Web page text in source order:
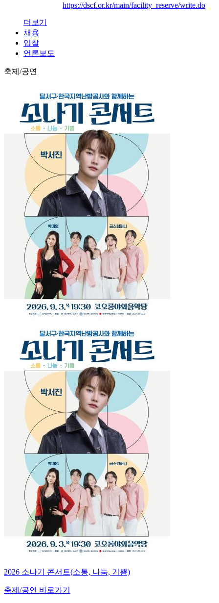
https://dscf.or.kr/main/facility_reserve/write.do
더보기
채용
입찰
언론보도
축제/공연
2026 소나기 콘서트(소통, 나눔, 기쁨)
축제/공연 바로가기